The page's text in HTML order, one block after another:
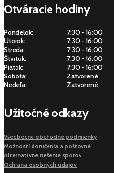
Otváracie hodiny
Pondelok:
7:30 - 16:00
Utorok:
7:30 - 16:00
Streda:
7:30 - 16:00
Štvrtok:
7:30 - 16:00
Piatok:
7:30 - 16:00
Sobota:
Zatvorené
Nedeľa:
Zatvorené
Užitočné odkazy
Všeobecné obchodné podmienky
Možnosti doručenia a poštovné
Alternatívne riešenie sporov
Ochrana osobných údajov